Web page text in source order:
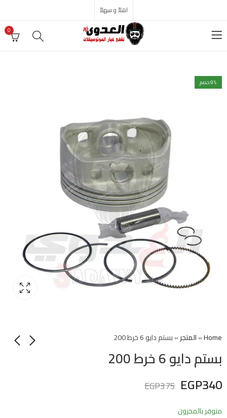
اهلاً و سهلاً
0
9% خصم
Home
»المتجر»بستم دايو 6 خرط 200
بستم دايو 6 خرط 200
EGP340
EGP375
متوفر بالمخزون